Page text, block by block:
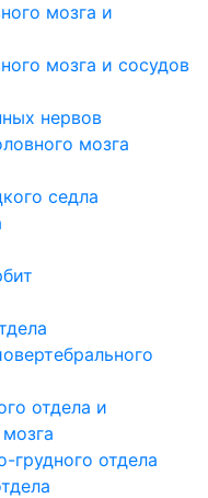
мозга и
мозга и сосудов
нервов
мозга
седла
отдела и
отдела